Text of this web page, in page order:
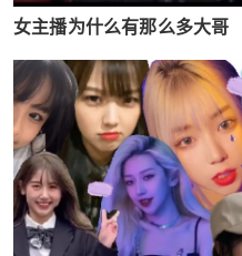
女主播为什么有那么多大哥